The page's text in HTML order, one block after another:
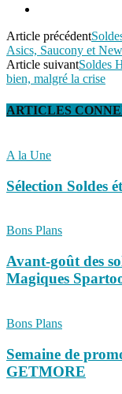
Article précédent
Asics, Saucony et
Article suivantSoldes
bien, malgré la crise
ARTICLES
A la Une
Sélection Soldes
Bons Plans
Avant-goût des
Magiques
Bons Plans
Semaine de
GETMORE